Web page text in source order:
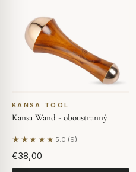
KANSA TOOL
Kansa Wand - oboustranný
★★★★★ 5.0 (9)
Na základě 9 hodnocení
€38,00